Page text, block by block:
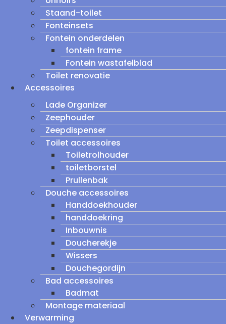
Staand-toilet
Fonteinsets
Fontein onderdelen
fontein frame
Fontein wastafelblad
Toilet renovatie
Accessoires
Lade Organizer
Zeephouder
Zeepdispenser
Toilet accessoires
Toiletrolhouder
toiletborstel
Prullenbak
Douche accessoires
Handdoekhouder
handdoekring
Inbouwnis
Doucherekje
Wissers
Douchegordijn
Bad accessoires
Badmat
Montage materiaal
Verwarming